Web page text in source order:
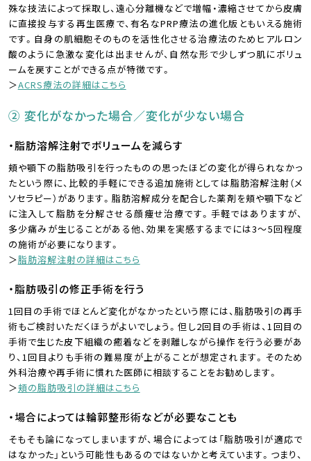
殊な技法によって採取し、遠心分離機などで増幅・濃縮させてから皮膚
に直接投与する再生医療で、有名なPRP療法の進化版ともいえる施術
です。自身の肌細胞そのものを活性化させる治療法のためヒアルロン
酸のように急激な変化は出ませんが、自然な形で少しずつ肌にボリュ
ームを戻すことができる点が特徴です。
＞ACRS療法の詳細はこちら
② 変化がなかった場合／変化が少ない場合
・脂肪溶解注射でボリュームを減らす
頬や顎下の脂肪吸引を行ったものの思ったほどの変化が得られなかっ
たという際に、比較的手軽にできる追加施術としては脂肪溶解注射（メ
ソセラピー）があります。脂肪溶解成分を配合した薬剤を頬や顎下など
に注入して脂肪を分解させる顔痩せ治療です。手軽ではありますが、
多少痛みが生じることがある他、効果を実感するまでには3～5回程度
の施術が必要になります。
＞脂肪溶解注射の詳細はこちら
・脂肪吸引の修正手術を行う
1回目の手術でほとんど変化がなかったという際には、脂肪吸引の再手
術もご検討いただくほうがよいでしょう。但し2回目の手術は、1回目の
手術で生じた皮下組織の癒着などを剥離しながら操作を行う必要があ
り、1回目よりも手術の難易度が上がることが想定されます。そのため
外科治療や再手術に慣れた医師に相談することをお勧めします。
＞頬の脂肪吸引の詳細はこちら
・場合によっては輪郭整形術などが必要なことも
そもそも論になってしまいますが、場合によっては「脂肪吸引が適応で
はなかった」という可能性もあるのではないかと考えています。つまり、